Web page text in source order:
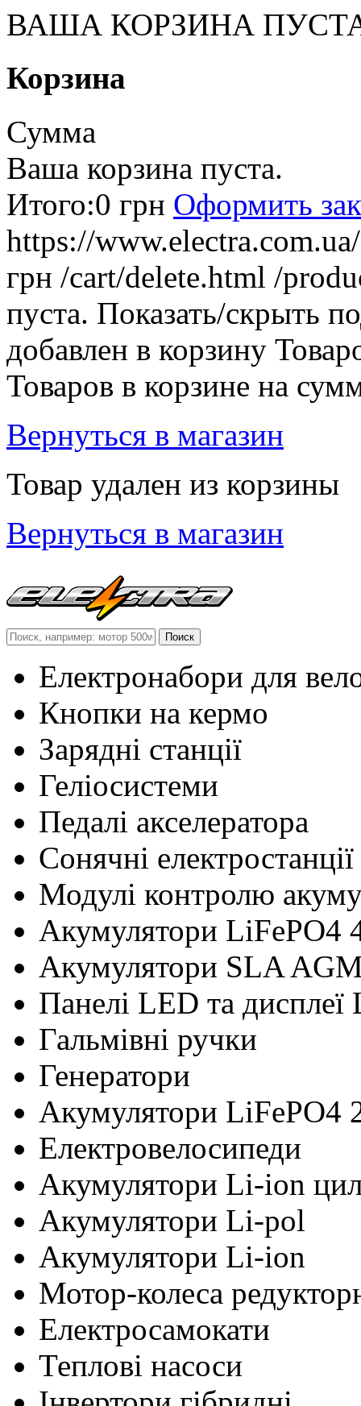
ВАША КОРЗИНА
Корзина
Сумма
Ваша корзина пуста.
Итого:0 грн Оформить
https://
грн /cart/delete.html /
пуста. Показать/скрыть
добавлен в корзину
Товаров в корзине на
Вернуться в магазин
Товар удален из корзины
Вернуться в магазин
Електронабори для
Кнопки на кермо
Зарядні станції
Геліосистеми
Педалі акселератора
Сонячні електростанції
Модулі контролю
Акумулятори LiFePO4
Акумулятори SLA
Панелі LED та дисплеї
Гальмівні ручки
Генератори
Акумулятори LiFePO4
Електровелосипеди
Акумулятори Li-ion
Акумулятори Li-pol
Акумулятори Li-ion
Мотор-колеса
Електросамокати
Теплові насоси